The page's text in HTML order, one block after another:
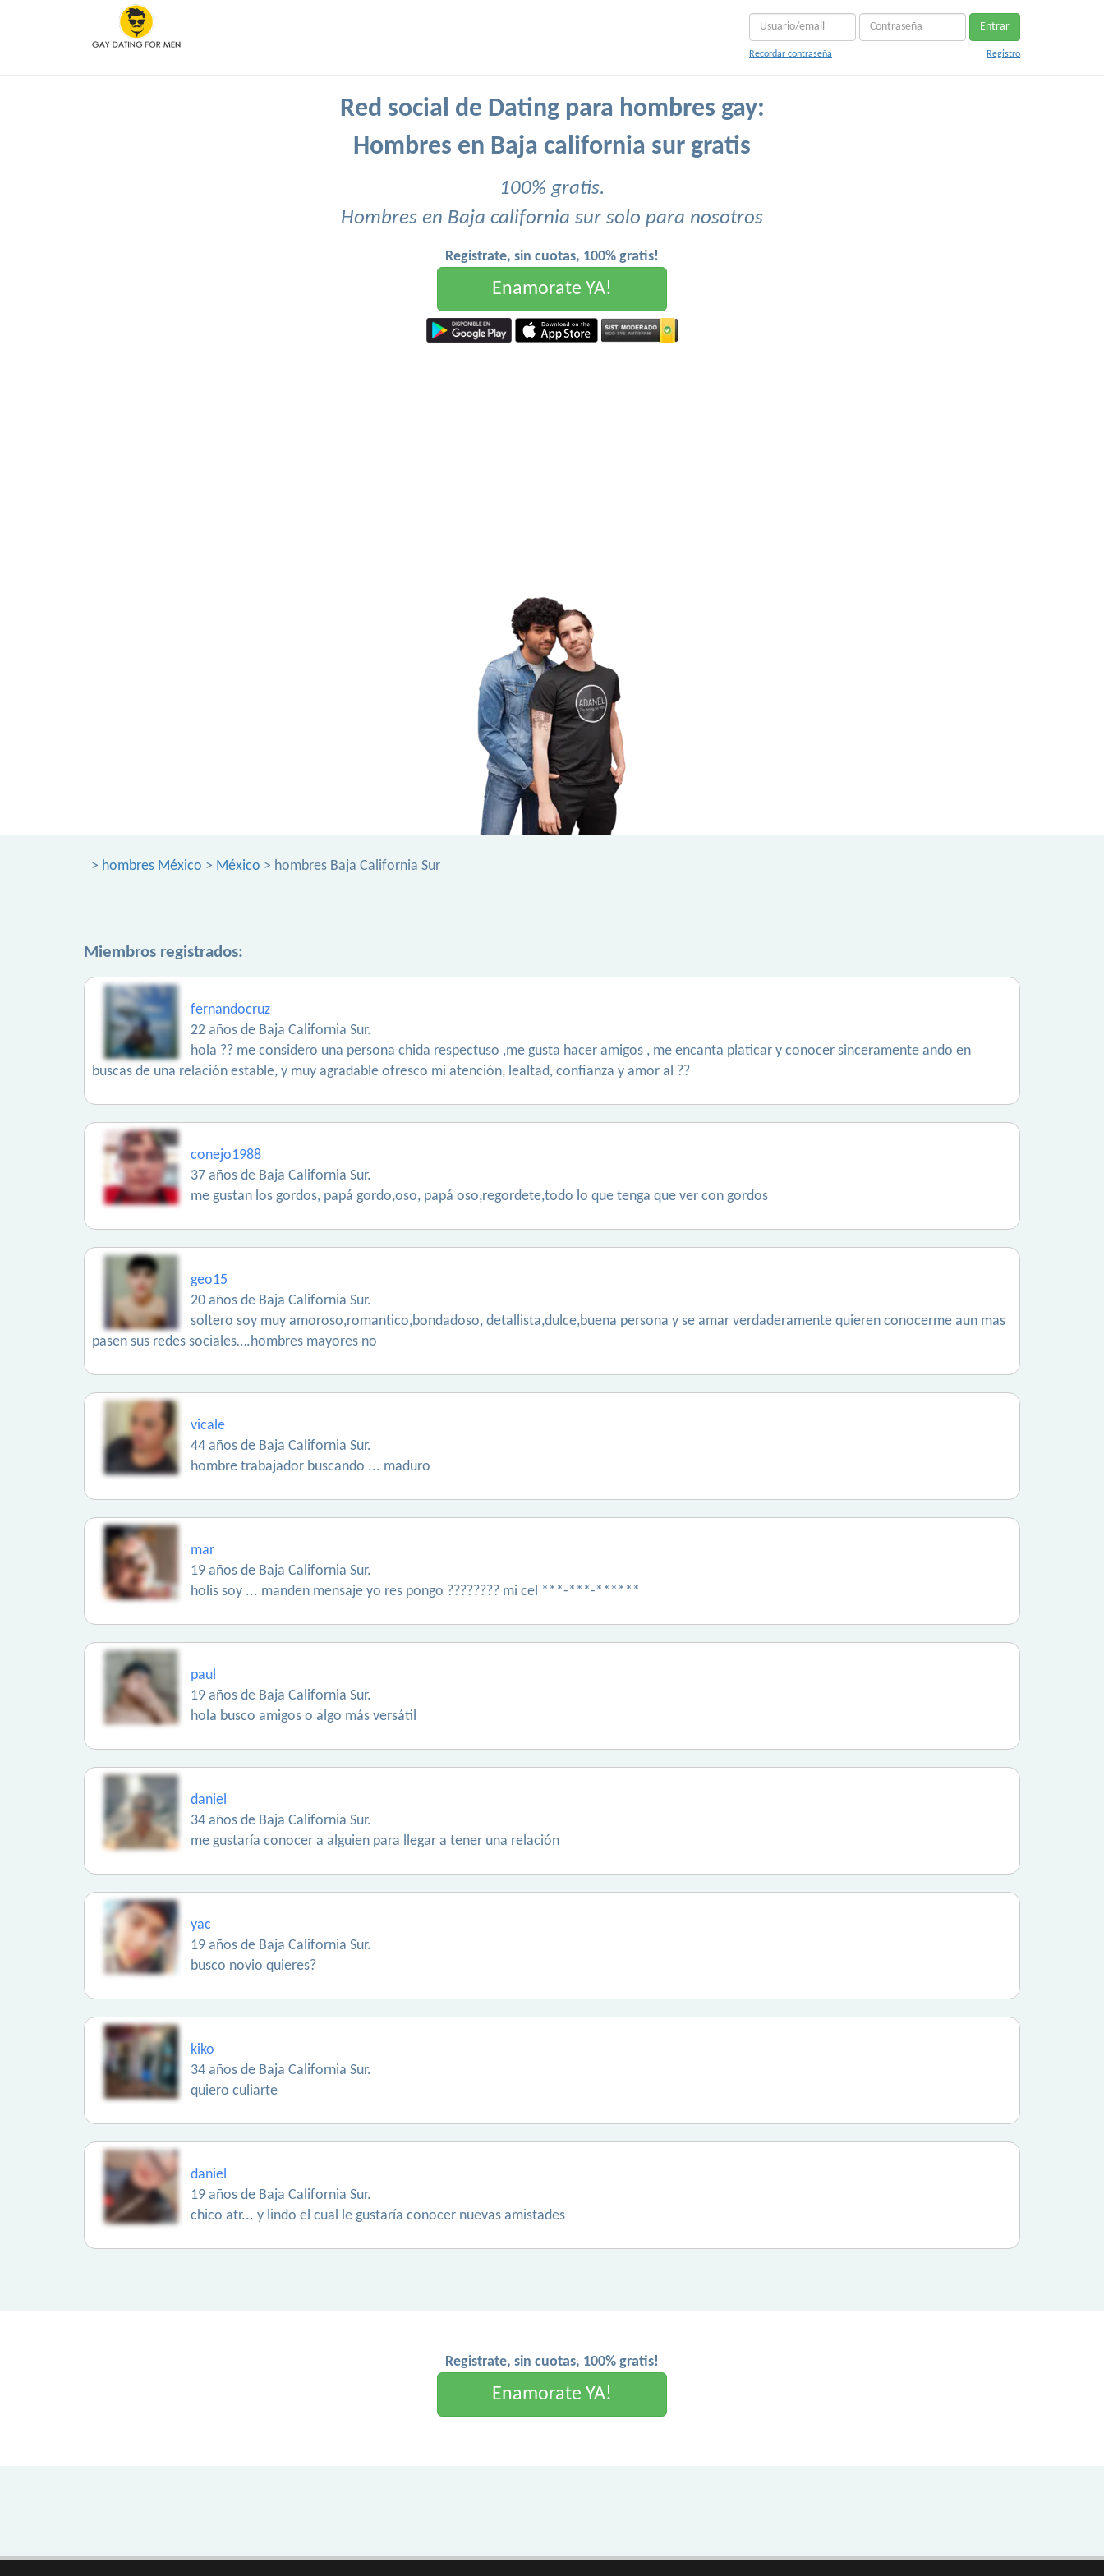
Entrar
Recordar contraseña Registro
Red social de Dating para hombres gay:
Hombres en Baja california sur gratis
100% gratis.
Hombres en Baja california sur solo para nosotros
Registrate, sin cuotas, 100% gratis!
Enamorate YA!
> hombres México > México > hombres Baja California Sur
Miembros registrados:
fernandocruz
22 años de Baja California Sur.
hola ?? me considero una persona chida respectuso ,me gusta hacer amigos , me encanta platicar y conocer sinceramente ando en
buscas de una relación estable, y muy agradable ofresco mi atención, lealtad, confianza y amor al ??
conejo1988
37 años de Baja California Sur.
me gustan los gordos, papá gordo,oso, papá oso,regordete,todo lo que tenga que ver con gordos
geo15
20 años de Baja California Sur.
soltero soy muy amoroso,romantico,bondadoso, detallista,dulce,buena persona y se amar verdaderamente quieren conocerme aun mas
pasen sus redes sociales….hombres mayores no
vicale
44 años de Baja California Sur.
hombre trabajador buscando ... maduro
mar
19 años de Baja California Sur.
holis soy ... manden mensaje yo res pongo ???????? mi cel ***-***-******
paul
19 años de Baja California Sur.
hola busco amigos o algo más versátil
daniel
34 años de Baja California Sur.
me gustaría conocer a alguien para llegar a tener una relación
yac
19 años de Baja California Sur.
busco novio quieres?
kiko
34 años de Baja California Sur.
quiero culiarte
daniel
19 años de Baja California Sur.
chico atr... y lindo el cual le gustaría conocer nuevas amistades
Registrate, sin cuotas, 100% gratis!
Enamorate YA!